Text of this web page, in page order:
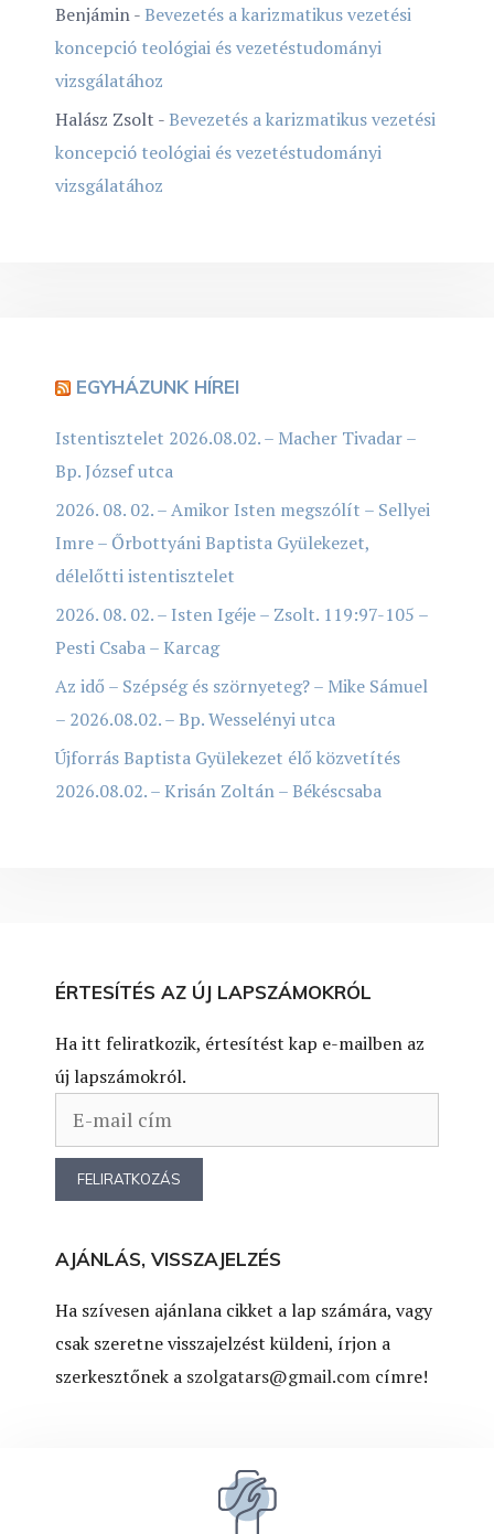
Benjámin-Bevezetés a karizmatikus vezetési
koncepció teológiai és vezetéstudományi
vizsgálatához
Halász Zsolt -Bevezetés a karizmatikus vezetési
koncepció teológiai és vezetéstudományi
vizsgálatához
EGYHÁZUNK HÍREI
Istentisztelet 2026.08.02. – Macher Tivadar –
Bp. József utca
2026. 08. 02. – Amikor Isten megszólít – Sellyei
Imre – Őrbottyáni Baptista Gyülekezet,
délelőtti istentisztelet
2026. 08. 02. – Isten Igéje – Zsolt. 119:97-105 –
Pesti Csaba – Karcag
Az idő – Szépség és szörnyeteg? – Mike Sámuel
– 2026.08.02. – Bp. Wesselényi utca
Újforrás Baptista Gyülekezet élő közvetítés
2026.08.02. – Krisán Zoltán – Békéscsaba
ÉRTESÍTÉS AZ ÚJ LAPSZÁMOKRÓL
Ha itt feliratkozik, értesítést kap e-mailben az
új lapszámokról.
AJÁNLÁS, VISSZAJELZÉS
Ha szívesen ajánlana cikket a lap számára, vagy
csak szeretne visszajelzést küldeni, írjon a
szerkesztőnek a szolgatars@gmail.com címre!